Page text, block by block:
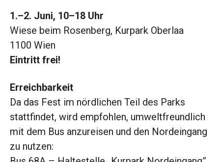
1.–2. Juni, 10–18 Uhr
Wiese beim Rosenberg, Kurpark Oberlaa
1100 Wien
Eintritt frei!
Erreichbarkeit
Da das Fest im nördlichen Teil des Parks
stattfindet, wird empfohlen, umweltfreundlich
mit dem Bus anzureisen und den Nordeingang
zu nutzen: